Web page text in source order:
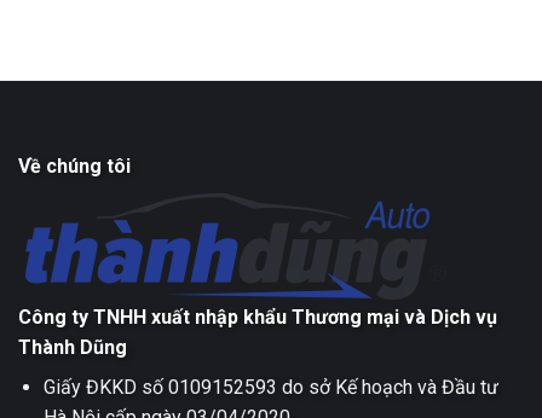
Về chúng tôi
Công ty TNHH xuất nhập khẩu Thương mại và Dịch vụ
Thành Dũng
Giấy ĐKKD số 0109152593 do sở Kế hoạch và Đầu tư